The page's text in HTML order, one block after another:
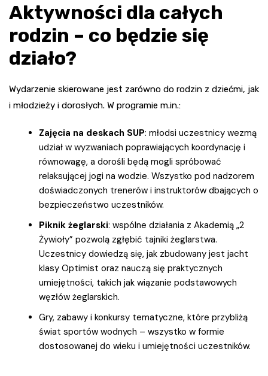
Aktywności dla całych
rodzin – co będzie się
działo?
Wydarzenie skierowane jest zarówno do rodzin z dziećmi, jak
i młodzieży i dorosłych. W programie m.in.:
Zajęcia na deskach SUP: młodsi uczestnicy wezmą
udział w wyzwaniach poprawiających koordynację i
równowagę, a dorośli będą mogli spróbować
relaksującej jogi na wodzie. Wszystko pod nadzorem
doświadczonych trenerów i instruktorów dbających o
bezpieczeństwo uczestników.
Piknik żeglarski: wspólne działania z Akademią „2
Żywioły” pozwolą zgłębić tajniki żeglarstwa.
Uczestnicy dowiedzą się, jak zbudowany jest jacht
klasy Optimist oraz nauczą się praktycznych
umiejętności, takich jak wiązanie podstawowych
węzłów żeglarskich.
Gry, zabawy i konkursy tematyczne, które przybliżą
świat sportów wodnych – wszystko w formie
dostosowanej do wieku i umiejętności uczestników.